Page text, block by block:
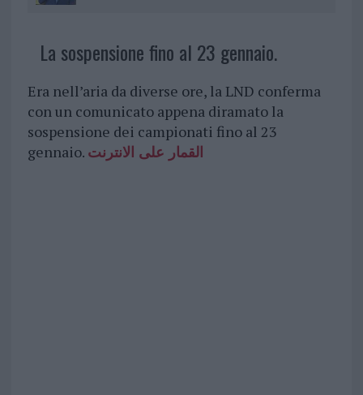
La sospensione fino al 23 gennaio.
Era nell’aria da diverse ore, la LND conferma
con un comunicato appena diramato la
sospensione dei campionati fino al 23
gennaio. القمار على الانترنت